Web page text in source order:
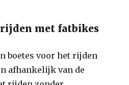
met fatbikes
boetes voor het rijden
afhankelijk van de